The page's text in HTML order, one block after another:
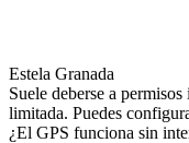
Estela Granada
Suele deberse a
limitada. Puedes
¿El GPS funciona sin